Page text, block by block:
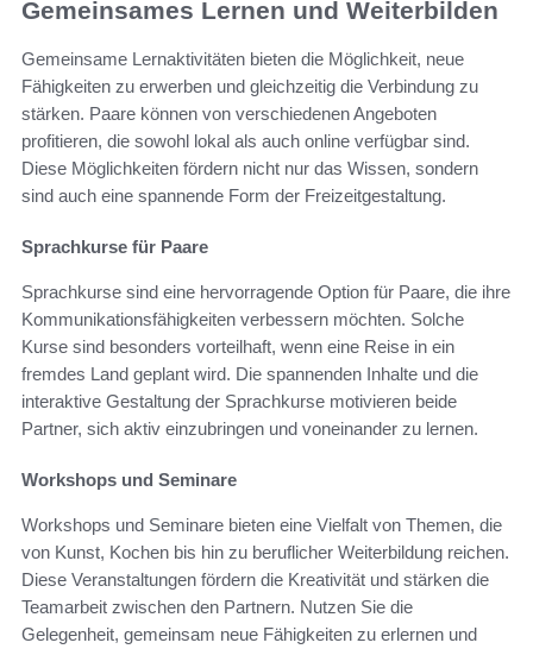
Gemeinsames Lernen und Weiterbilden
Gemeinsame Lernaktivitäten bieten die Möglichkeit, neue
Fähigkeiten zu erwerben und gleichzeitig die Verbindung zu
stärken. Paare können von verschiedenen Angeboten
profitieren, die sowohl lokal als auch online verfügbar sind.
Diese Möglichkeiten fördern nicht nur das Wissen, sondern
sind auch eine spannende Form der Freizeitgestaltung.
Sprachkurse für Paare
Sprachkurse sind eine hervorragende Option für Paare, die ihre
Kommunikationsfähigkeiten verbessern möchten. Solche
Kurse sind besonders vorteilhaft, wenn eine Reise in ein
fremdes Land geplant wird. Die spannenden Inhalte und die
interaktive Gestaltung der Sprachkurse motivieren beide
Partner, sich aktiv einzubringen und voneinander zu lernen.
Workshops und Seminare
Workshops und Seminare bieten eine Vielfalt von Themen, die
von Kunst, Kochen bis hin zu beruflicher Weiterbildung reichen.
Diese Veranstaltungen fördern die Kreativität und stärken die
Teamarbeit zwischen den Partnern. Nutzen Sie die
Gelegenheit, gemeinsam neue Fähigkeiten zu erlernen und